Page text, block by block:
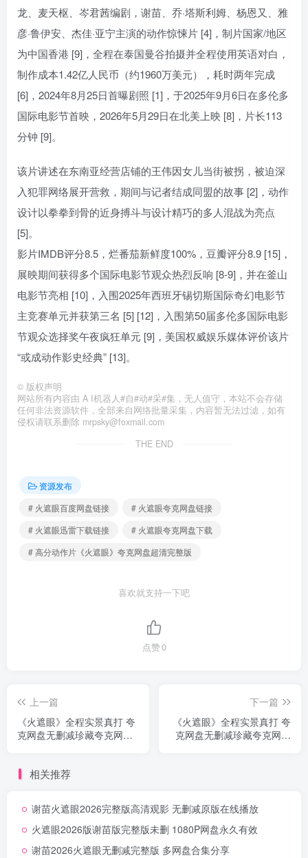
龙、麦天枢、岑君茜编剧，谢苗、乔·塔斯利姆、杨恩又、雅
彦·鲁伊安、杰佳·亚宁主演的动作惊悚片 [4]，制片国家/地区
为中国香港 [9]，全程在泰国曼谷拍摄并全程使用英语对白，
制作成本1.42亿人民币（约1960万美元），耗时两年完成
[6]，2024年8月25日首曝剧照 [1]，于2025年9月6日在多伦多
国际电影节首映，2026年5月29日在北美上映 [8]，片长113
分钟 [9]。
该片讲述在东南亚经营店铺的王伟因女儿当街被拐，被迫深
入犯罪网络展开营救，期间与记者结成同盟的故事 [2]，动作
设计以拳拳到骨的近身搏斗与设计精巧的多人混战为亮点
[5]。
影片IMDB评分8.5，烂番茄新鲜度100%，豆瓣评分8.9 [15]，
展映期间获得多个国际电影节观众热烈反响 [8-9]，并在釜山
电影节亮相 [10]，入围2025年西班牙锡切斯国际奇幻电影节
主竞赛单元并获第三名 [5] [12]，入围第50届多伦多国际电影
节观众选择奖午夜疯狂单元 [9]，美国权威娱乐媒体评价该片
“或成动作影史经典” [13]。
© 版权声明
网站所有内容由 A I机器人#自#动#采#集，无人值守，本站不会存储
任何非法资源软件，全部来自网络批量采集，内容暂无法过滤，如有
侵权请联系删除 mrpsky@foxmail.com
THE END
资源发布
# 火遮眼百度网盘链接
# 火遮眼夸克网盘链接
# 火遮眼迅雷下载链接
# 火遮眼夸克网盘下载
# 高分动作片《火遮眼》夸克网盘超清完整版
喜欢就支持一下吧
点赞0
上一篇
《火遮眼》全程实景真打 夸
克网盘无删减珍藏夸克网盘
下一篇
《火遮眼》全程实景真打 夸
克网盘无删减珍藏夸克网盘
相关推荐
谢苗火遮眼2026完整版高清观影 无删减原版在线播放
火遮眼2026版谢苗版完整版未删 1080P网盘永久有效
谢苗2026火遮眼无删减完整版 多网盘合集分享